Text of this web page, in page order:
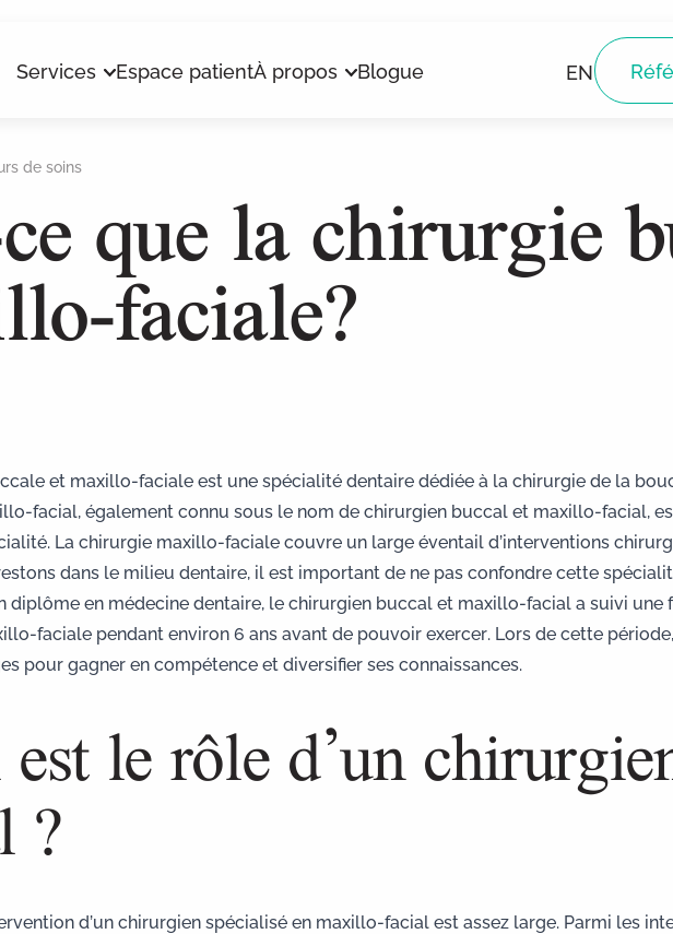
Services
Dents de sagesse
Sédation intraveineuse
Espace patientÀ propos Blogue EN
de soins que la chirurgie
faciale?
et maxillo-faciale est une spécialité dentaire dédiée à la chirurgie de la
facial, également connu sous le nom de chirurgien buccal et maxillo-facial,
La chirurgie maxillo-faciale couvre un large éventail d’interventions
dans le milieu dentaire, il est important de ne pas confondre cette
diplôme en médecine dentaire, le chirurgien buccal et maxillo-facial a suivi une
faciale pendant environ 6 ans avant de pouvoir exercer. Lors de cette
pour gagner en compétence et diversifier ses connaissances.
le rôle d’un
?
d’un chirurgien spécialisé en maxillo-facial est assez large. Parmi les